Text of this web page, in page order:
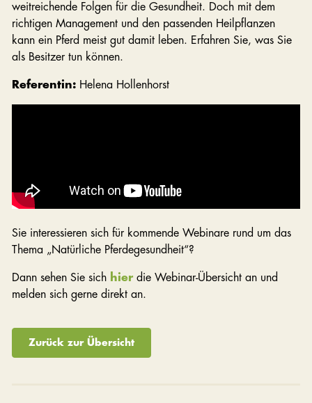
weitreichende Folgen für die Gesundheit. Doch mit dem
richtigen Management und den passenden Heilpflanzen
kann ein Pferd meist gut damit leben. Erfahren Sie, was Sie
als Besitzer tun können.
Referentin:Helena Hollenhorst
Sie interessieren sich für kommende Webinare rund um das
Thema „Natürliche Pferdegesundheit“?
Dann sehen Sie sich hierdie Webinar-Übersicht an und
melden sich gerne direkt an.
Zurück zur Übersicht